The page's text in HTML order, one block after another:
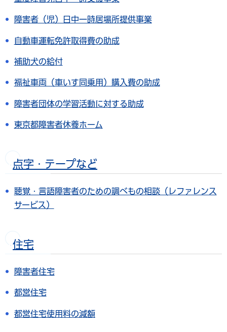
障害者（児）日中一時居場所提供事業
自動車運転免許取得費の助成
補助犬の給付
福祉車両（車いす同乗用）購入費の助成
障害者団体の学習活動に対する助成
東京都障害者休養ホーム
点字・テープなど
聴覚・言語障害者のための調べもの相談（レファレンス
サービス）
住宅
障害者住宅
都営住宅
都営住宅使用料の減額